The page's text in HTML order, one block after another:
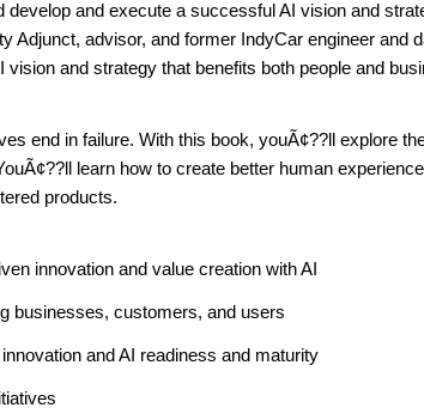
and execute a successful AI vision and
Adjunct, advisor, and former IndyCar engineer and
and strategy that benefits both people and
end in failure. With this book, youÃ¢??ll explore
learn how to create better human
products.
innovation and value creation with AI
businesses, customers, and users
and AI readiness and maturity